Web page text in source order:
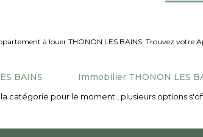
à louer THONON LES BAINS. Trouvez votre
BAINS Immobilier THONON LES
catégorie pour le moment , plusieurs options